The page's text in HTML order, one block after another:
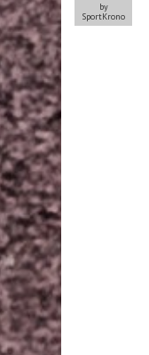
by
SportKrono